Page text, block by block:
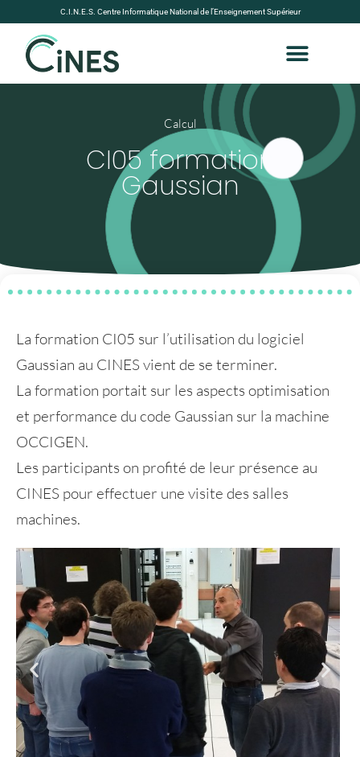
C.I.N.E.S. Centre Informatique National de l’Enseignement Supérieur
Calcul
CI05 formation
Gaussian
La formation CI05 sur l’utilisation du logiciel
Gaussian au CINES vient de se terminer.
La formation portait sur les aspects optimisation
et performance du code Gaussian sur la machine
OCCIGEN.
Les participants on profité de leur présence au
CINES pour effectuer une visite des salles
machines.